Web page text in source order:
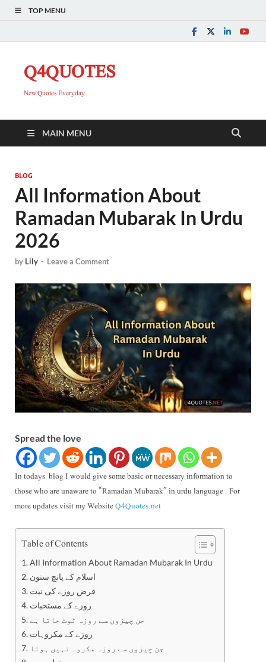
TOP MENU
Q4QUOTES
New Quotes Everyday
MAIN MENU
BLOG
All Information About
Ramadan Mubarak In Urdu
2026
by Lily - Leave a Comment
Spread the love
In todays blog I would give some basic or necessary information to
those who are unaware to “Ramadan Mubarak” in urdu language . For
more updates visit my WebsiteQ4Quotes.net
Table of Contents
All Information About Ramadan Mubarak In Urdu
اسلام کے پانچ ستون
فرض روزے کی نیت
روزے کے مستحبات
جن چیزوں سے روزہ ٹوٹ جاتا ہے
روزے کے مکروہات
جن چیزوں سے روزہ مکروہ نہیں ہوتا